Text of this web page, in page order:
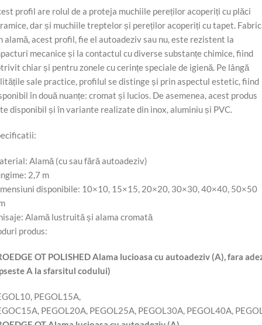
profil are rolul de a proteja muchiile pereților acoperiți cu plăci
dar și muchiile treptelor și pereților acoperiți cu tapet.
alamă, acest profil, fie el autoadeziv sau nu, este rezistent la
mecanice și la contactul cu diverse substanțe chimice, fiind
chiar și pentru zonele cu cerințe speciale de igienă. Pe lângă
sale practice, profilul se distinge și prin aspectul estetic, fiind
în două nuanțe: cromat și lucios. De asemenea, acest produs
disponibil și în variante realizate din inox, aluminiu și PVC.
Alamă (cu sau fără autoadeziv)
2,7 m
disponibile: 10×10, 15×15, 20×20, 30×30, 40×40, 50×50
Alamă lustruită și alama cromată
produs:
OT POLISHED Alama lucioasa cu autoadeziv (A), fara
A la sfarsitul codului)
PEGOL15A,
PEGOL20A, PEGOL25A, PEGOL30A, PEGOL40A,